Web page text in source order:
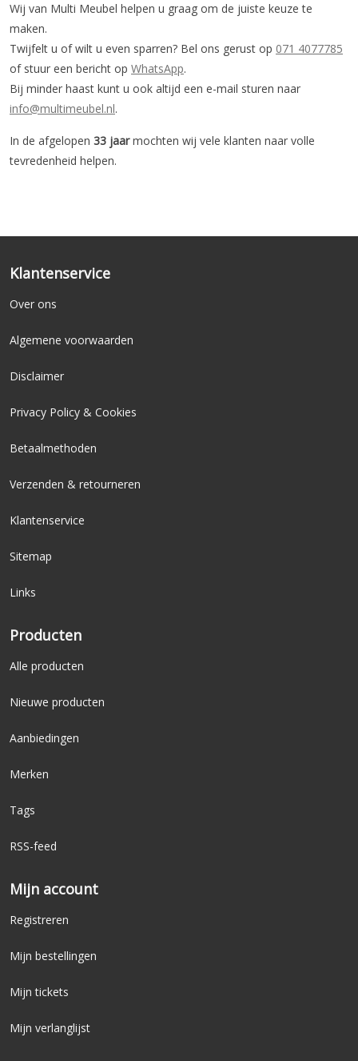
Wij van Multi Meubel helpen u graag om de juiste keuze te
maken.
Twijfelt u of wilt u even sparren? Bel ons gerust op 071 4077785
of stuur een bericht op WhatsApp.
Bij minder haast kunt u ook altijd een e-mail sturen naar
info@multimeubel.nl.
In de afgelopen 33 jaarmochten wij vele klanten naar volle
tevredenheid helpen.
Klantenservice
Over ons
Algemene voorwaarden
Disclaimer
Privacy Policy & Cookies
Betaalmethoden
Verzenden & retourneren
Klantenservice
Sitemap
Links
Producten
Alle producten
Nieuwe producten
Aanbiedingen
Merken
Tags
RSS-feed
Mijn account
Registreren
Mijn bestellingen
Mijn tickets
Mijn verlanglijst